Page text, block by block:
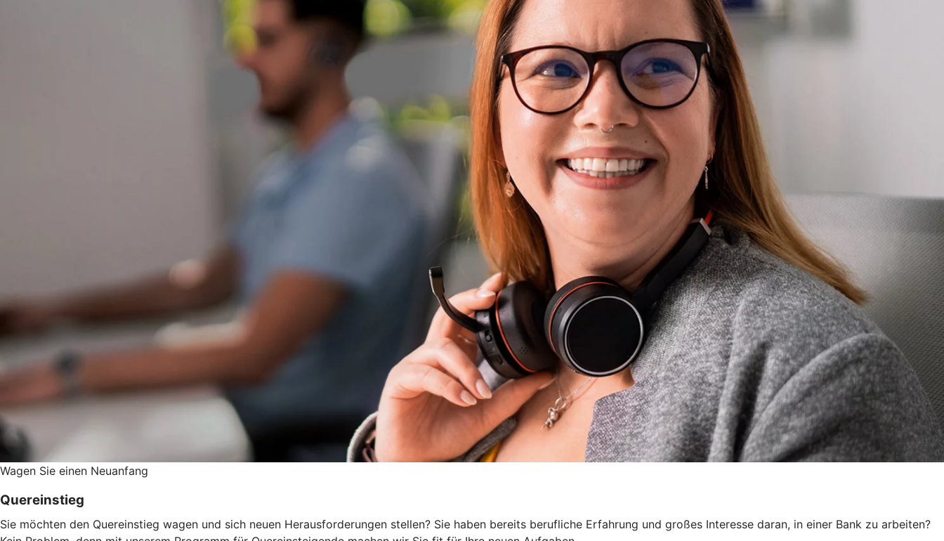
Wagen Sie einen Neuanfang
Quereinstieg
Sie möchten den Quereinstieg wagen und sich neuen Herausforderungen stellen? Sie haben bereits berufliche Erfahrung und großes Interesse daran, in einer Bank zu arbeiten?